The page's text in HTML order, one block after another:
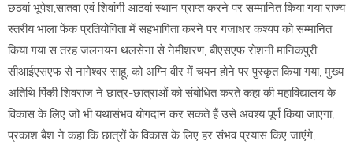
छठवां भूपेश,सातवा एवं शिवांगी आठवां स्थान प्राप्त करने पर सम्मानित किया गया राज्य
स्तरीय भाला फेंक प्रतियोगिता में सहभागिता करने पर गजाधर कश्यप को सम्मानित
किया गया स तरह जलनयन थलसेना से नेमीशरण, बीएसएफ रोशनी मानिकपुरी
सीआईएसएफ से नागेश्वर साहू, को अग्नि वीर में चयन होने पर पुस्कृत किया गया, मुख्य
अतिथि पिंकी शिवराज ने छात्र-छात्राओं को संबोधित करते कहा की महाविद्यालय के
विकास के लिए जो भी यथासंभव योगदान कर सकते हैं उसे अवश्य पूर्ण किया जाएगा,
प्रकाश बैश ने कहा कि छात्रों के विकास के लिए हर संभव प्रयास किए जाएंगे,